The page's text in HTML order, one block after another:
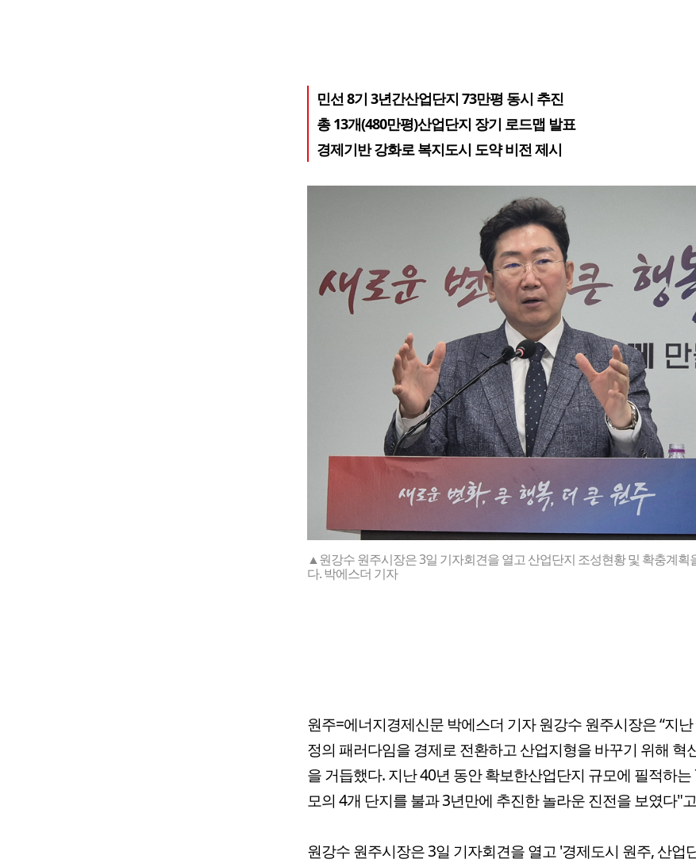
민선 8기 3년간산업단지 73만평 동시 추진
총 13개(480만평)산업단지 장기 로드맵 발표
경제기반 강화로 복지도시 도약 비전 제시
▲원강수 원주시장은 3일 기자회견을 열고 산업단지 조성현황 및 확충계획
다. 박에스더 기자
원주=에너지경제신문 박에스더 기자 원강수 원주시장은 “지
정의 패러다임을 경제로 전환하고 산업지형을 바꾸기 위해 혁
을 거듭했다. 지난 40년 동안 확보한산업단지 규모에 필적하
모의 4개 단지를 불과 3년만에 추진한 놀라운 진전을 보였다"
원강수 원주시장은 3일 기자회견을 열고 '경제도시 원주, 산업